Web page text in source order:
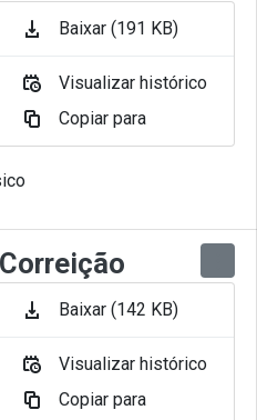
008-2026
2026
por Juliana
007-2026
2026
por Juliana
Baixar (191 KB)
Visualizar histórico
Copiar para
Baixar (142 KB)
Visualizar histórico
Copiar para